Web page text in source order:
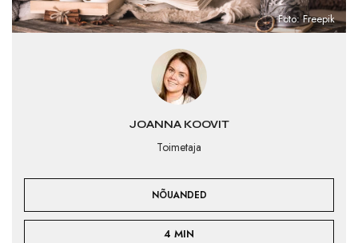
JOANNA KOOVIT
Toimetaja
NÕUANDED
4 MIN
Foto: Freepik